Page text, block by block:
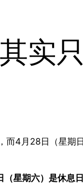
实
4月28日（星期
星期六）是休息日